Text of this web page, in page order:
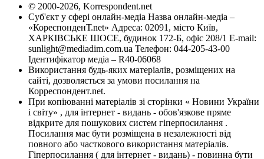
© 2000-2026, Korrespondent.net
Суб'єкт у сфері онлайн-медіа Назва онлайн-медіа –
«КореспонденТ.net» Адреса: 02091, місто Київ,
ХАРКІВСЬКЕ ШОСЕ, будинок 172-Б, офіс 208/1 E-mail:
sunlight@mediadim.com.ua Телефон: 044-205-43-00
Ідентифікатор медіа – R40-06068
Використання будь-яких матеріалів, розміщених на
сайті, дозволяється за умови посилання на
Корреспондент.net.
При копіюванні матеріалів зі сторінки « Новини України
і світу» , для інтернет - видань - обов'язкове пряме
відкрите для пошукових систем гіперпосилання .
Посилання має бути розміщена в незалежності від
повного або часткового використання матеріалів.
Гіперпосилання ( для інтернет - видань) - повинна бути